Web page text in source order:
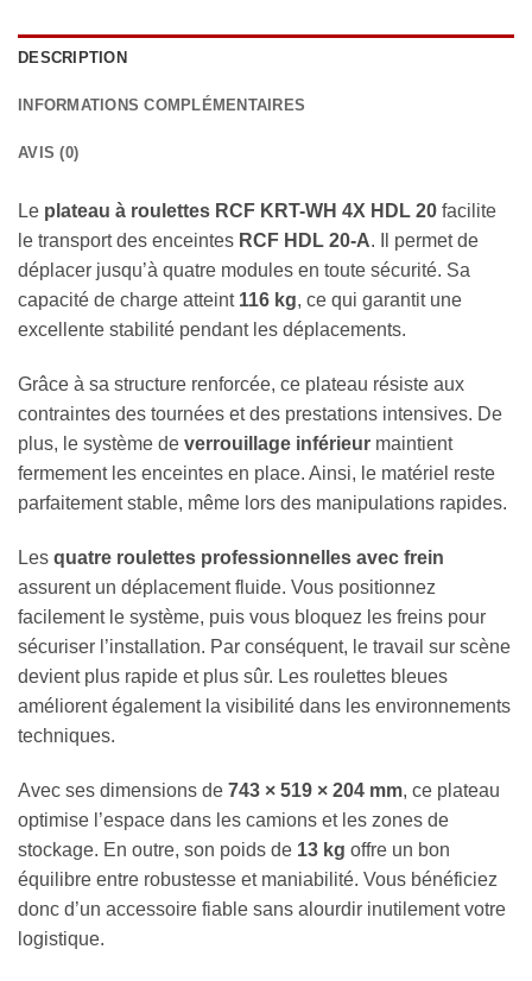
DESCRIPTION
INFORMATIONS COMPLÉMENTAIRES
AVIS (0)
Le plateau à roulettes RCF KRT-WH 4X HDL 20 facilite
le transport des enceintes RCF HDL 20-A. Il permet de
déplacer jusqu’à quatre modules en toute sécurité. Sa
capacité de charge atteint 116 kg, ce qui garantit une
excellente stabilité pendant les déplacements.
Grâce à sa structure renforcée, ce plateau résiste aux
contraintes des tournées et des prestations intensives. De
plus, le système de verrouillage inférieur maintient
fermement les enceintes en place. Ainsi, le matériel reste
parfaitement stable, même lors des manipulations rapides.
Les quatre roulettes professionnelles avec frein
assurent un déplacement fluide. Vous positionnez
facilement le système, puis vous bloquez les freins pour
sécuriser l’installation. Par conséquent, le travail sur scène
devient plus rapide et plus sûr. Les roulettes bleues
améliorent également la visibilité dans les environnements
techniques.
Avec ses dimensions de 743 × 519 × 204 mm, ce plateau
optimise l’espace dans les camions et les zones de
stockage. En outre, son poids de 13 kg offre un bon
équilibre entre robustesse et maniabilité. Vous bénéficiez
donc d’un accessoire fiable sans alourdir inutilement votre
logistique.